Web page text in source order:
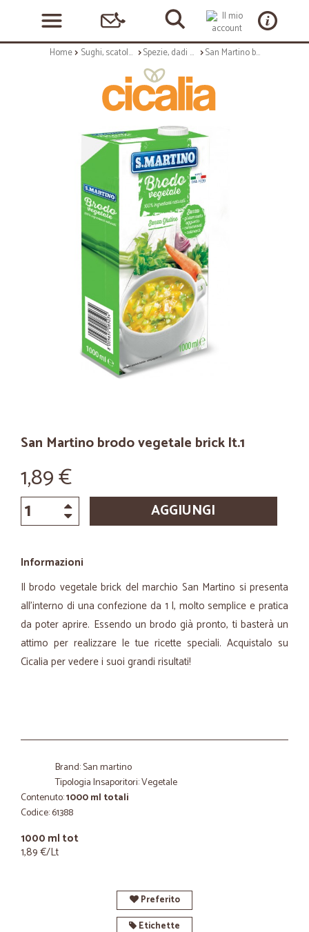
Home Sughi, scatolame e condimenti Spezie, dadi e insaporitori San Martino brodo vegetale brick lt.1
San Martino brodo vegetale brick lt.1
1,89 €
AGGIUNGI
Informazioni
Il brodo vegetale brick del marchio San Martino si presenta
all’interno di una confezione da 1 l, molto semplice e pratica
da poter aprire. Essendo un brodo già pronto, ti basterà un
attimo per realizzare le tue ricette speciali. Acquistalo su
Cicalia per vedere i suoi grandi risultati!
Brand: San martino
Tipologia Insaporitori: Vegetale
Contenuto:1000 ml totali
Codice: 61388
1000 ml tot
1,89 €/Lt
Preferito
Etichette